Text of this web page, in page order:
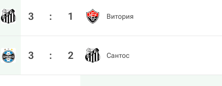
3 : 1 Витория
3 : 2 Сантос